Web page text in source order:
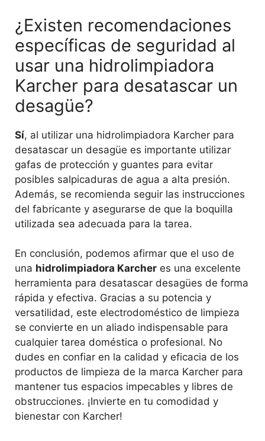
¿Existen recomendaciones
específicas de seguridad al
usar una hidrolimpiadora
Karcher para desatascar un
desagüe?
Sí, al utilizar una hidrolimpiadora Karcher para
desatascar un desagüe es importante utilizar
gafas de protección y guantes para evitar
posibles salpicaduras de agua a alta presión.
Además, se recomienda seguir las instrucciones
del fabricante y asegurarse de que la boquilla
utilizada sea adecuada para la tarea.
En conclusión, podemos afirmar que el uso de
una hidrolimpiadora Karcher es una excelente
herramienta para desatascar desagües de forma
rápida y efectiva. Gracias a su potencia y
versatilidad, este electrodoméstico de limpieza
se convierte en un aliado indispensable para
cualquier tarea doméstica o profesional. No
dudes en confiar en la calidad y eficacia de los
productos de limpieza de la marca Karcher para
mantener tus espacios impecables y libres de
obstrucciones. ¡Invierte en tu comodidad y
bienestar con Karcher!